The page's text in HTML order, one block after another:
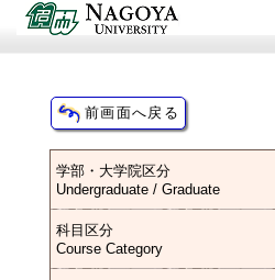
学部・大学院区分
Undergraduate / Graduate
科目区分
Course Category